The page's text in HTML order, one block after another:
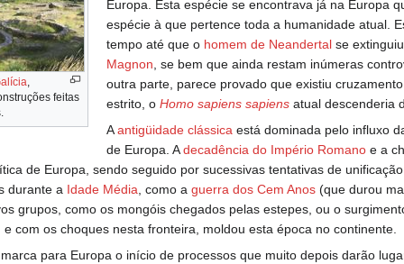
,
feitas
Europa. Esta espécie se encontrava já na Europa
espécie à que pertence toda a humanidade atual.
tempo até que o homem de Neandertalse
Magnon , se bem que ainda restam inúmeras
outra parte, parece provado que existiu
estrito, o Homo sapiens sapiensatual descenderia
Aantigüidade clássica está dominada pelo influxo
de Europa. Adecadência do Império Romanoe a
de Europa, sendo seguido por sucessivas tentativas de
durante a Idade Média , como a guerra dos Cem Anos (que durou
grupos, como os mongóis chegados pelas estepes, ou o
com os choques nesta fronteira, moldou esta época no continente.
para Europa o início de processos que muito depois darão